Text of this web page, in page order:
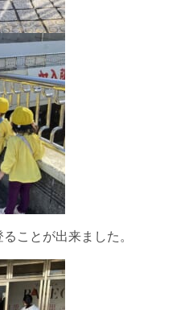
ことが出来ました。